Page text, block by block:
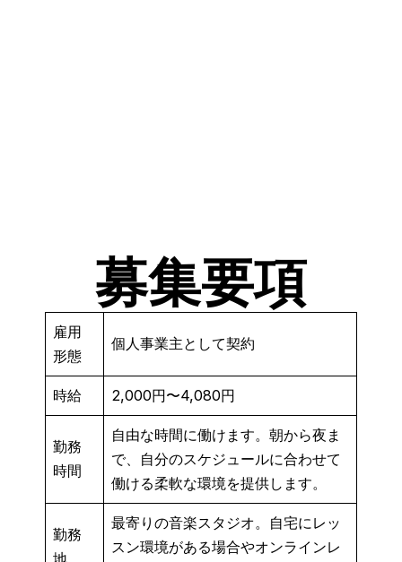
募集要項
雇用
形態
個人事業主として契約
時給 2,000円〜4,080円
勤務
時間
自由な時間に働けます。朝から夜ま
で、自分のスケジュールに合わせて
働ける柔軟な環境を提供します。
勤務
最寄りの音楽スタジオ。自宅にレッ
スン環境がある場合やオンラインレ